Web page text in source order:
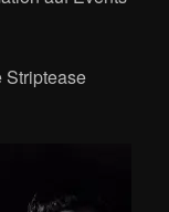
Striptease